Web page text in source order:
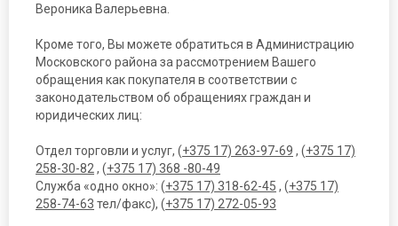
Вероника Валерьевна.
Кроме того, Вы можете обратиться в Администрацию
Московского района за рассмотрением Вашего
обращения как покупателя в соответствии с
законодательством об обращениях граждан и
юридических лиц:
Отдел торговли и услуг, (+375 17) 263-97-69 , (+375 17)
258-30-82 , (+375 17) 368 -80-49
Служба «одно окно»: (+375 17) 318-62-45 , (+375 17)
258-74-63 тел/факс), (+375 17) 272-05-93